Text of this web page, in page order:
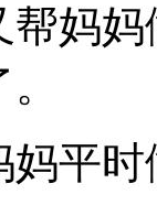
妈
平